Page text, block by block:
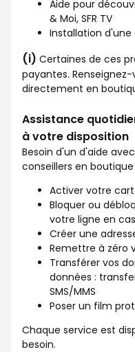
Aide pour
& Moi, SFR TV
Installation
(i) Certaines de ces
payantes.
directement en
Assistance
à votre disposition
Besoin d'un d'aide
conseillers en
Activer votre
Bloquer ou
votre ligne en
Créer une
Remettre à zéro
Transférer vos
données :
SMS/MMS
Poser un film
Chaque service est
besoin.